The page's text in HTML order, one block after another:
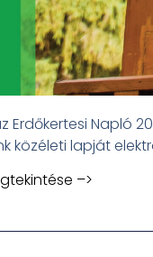
Erdőkertesi Napló
közéleti lapját
–>